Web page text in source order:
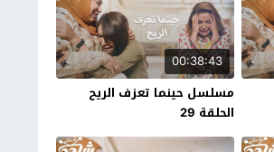
00:38:43
مسلسل حينما تعزف الريح
الحلقة 29